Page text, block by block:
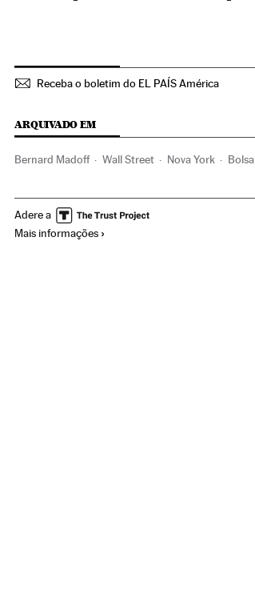
Receba o boletim do EL PAÍS América
ARQUIVADO EM
Bernard Madoff Wall Street Nova York
Adere a
Mais informações